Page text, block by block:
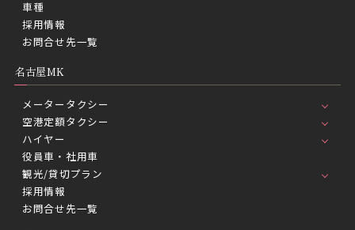
車種
採用情報
お問合せ先一覧
名古屋MK
メータータクシー
空港定額タクシー
ハイヤー
役員車・社用車
観光/貸切プラン
採用情報
お問合せ先一覧